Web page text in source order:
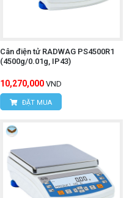
Cân điện tử RADWAG PS4500R1
(4500g/0.01g, IP43)
10,270,000 VND
ĐẶT MUA